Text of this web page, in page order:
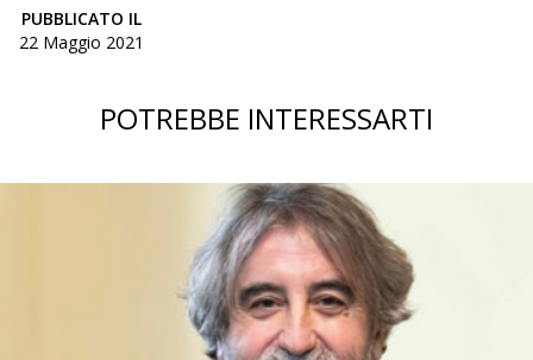
PUBBLICATO IL
22 Maggio 2021
POTREBBE INTERESSARTI